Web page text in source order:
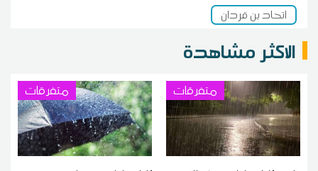
اتحاد بن قردان
الاكثر مشاهدة
متفرقات متفرقات